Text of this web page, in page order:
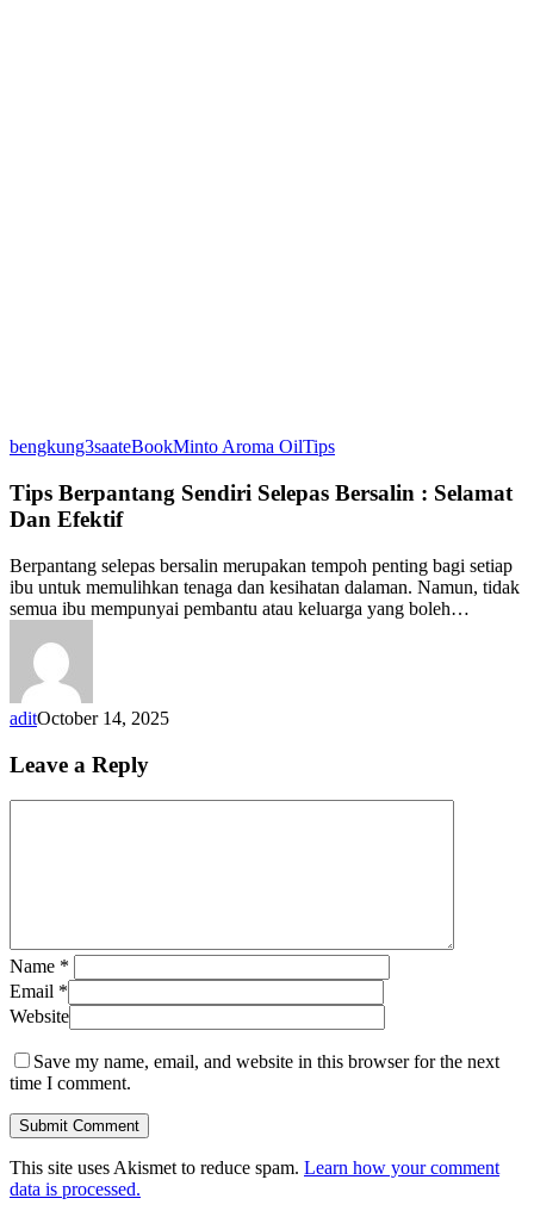
bengkung3saateBookMinto Aroma OilTipsTips
Sendiri
Selamat
Dan
Efektif
Tips Berpantang Sendiri Selepas Bersalin : Selamat
Dan Efektif
Berpantang selepas bersalin merupakan tempoh penting bagi setiap
ibu untuk memulihkan tenaga dan kesihatan dalaman. Namun, tidak
semua ibu mempunyai pembantu atau keluarga yang boleh…
aditOctober 14, 2025
Leave a Reply
Name *
Email *
Website
Save my name, email, and website in this browser for the next
time I comment.
This site uses Akismet to reduce spam. Learn how your comment
data is processed.